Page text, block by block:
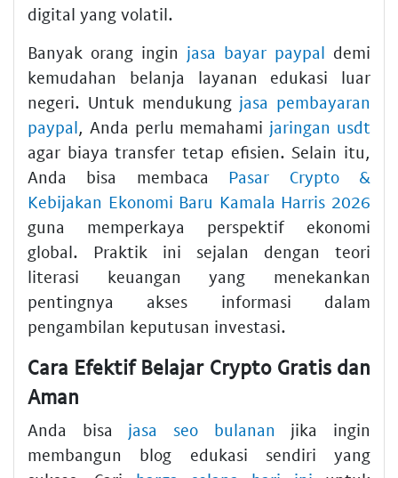
digital yang volatil.
Banyak orang ingin jasa bayar paypal demi
kemudahan belanja layanan edukasi luar
negeri. Untuk mendukung jasa pembayaran
paypal, Anda perlu memahami jaringan usdt
agar biaya transfer tetap efisien. Selain itu,
Anda bisa membaca Pasar Crypto &
Kebijakan Ekonomi Baru Kamala Harris 2026
guna memperkaya perspektif ekonomi
global. Praktik ini sejalan dengan teori
literasi keuangan yang menekankan
pentingnya akses informasi dalam
pengambilan keputusan investasi.
Cara Efektif Belajar Crypto Gratis dan
Aman
Anda bisa jasa seo bulanan jika ingin
membangun blog edukasi sendiri yang